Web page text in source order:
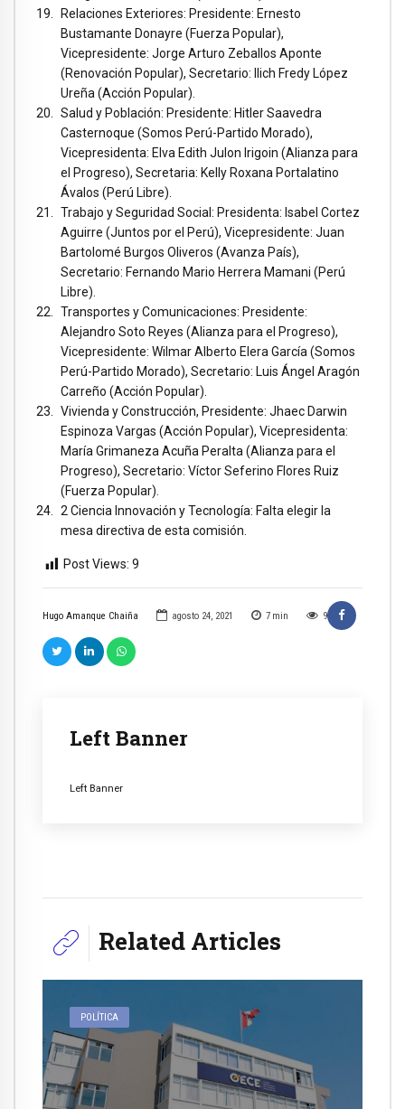
Hugo Amanque Chaiña agosto 24, 2021 7 min 9
Left Banner
Left Banner
Relaciones Exteriores: Presidente: Ernesto
Bustamante Donayre (Fuerza Popular),
Vicepresidente: Jorge Arturo Zeballos Aponte
(Renovación Popular), Secretario: Ilich Fredy López
Ureña (Acción Popular).
Salud y Población: Presidente: Hitler Saavedra
Casternoque (Somos Perú-Partido Morado),
Vicepresidenta: Elva Edith Julon Irigoin (Alianza para
el Progreso), Secretaria: Kelly Roxana Portalatino
Ávalos (Perú Libre).
Trabajo y Seguridad Social: Presidenta: Isabel Cortez
Aguirre (Juntos por el Perú), Vicepresidente: Juan
Bartolomé Burgos Oliveros (Avanza País),
Secretario: Fernando Mario Herrera Mamani (Perú
Libre).
Transportes y Comunicaciones: Presidente:
Alejandro Soto Reyes (Alianza para el Progreso),
Vicepresidente: Wilmar Alberto Elera García (Somos
Perú-Partido Morado), Secretario: Luis Ángel Aragón
Carreño (Acción Popular).
Vivienda y Construcción, Presidente: Jhaec Darwin
Espinoza Vargas (Acción Popular), Vicepresidenta:
María Grimaneza Acuña Peralta (Alianza para el
Progreso), Secretario: Víctor Seferino Flores Ruiz
(Fuerza Popular).
2 Ciencia Innovación y Tecnología: Falta elegir la
mesa directiva de esta comisión.
Post Views: 9
Related Articles
POLÍTICA